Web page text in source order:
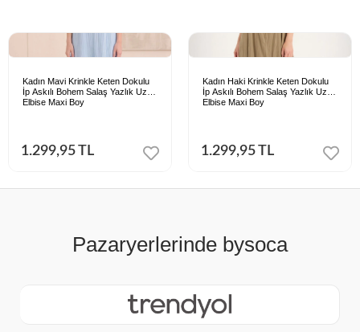
Kadın Mavi Krinkle Keten Dokulu
İp Askılı Bohem Salaş Yazlık Uzun
Elbise Maxi Boy
1.299,95 TL
Kadın Haki Krinkle Keten Dokulu
İp Askılı Bohem Salaş Yazlık Uzun
Elbise Maxi Boy
1.299,95 TL